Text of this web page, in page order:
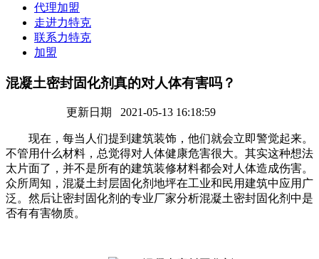
代理加盟
走进力特克
联系力特克
加盟
混凝土密封固化剂真的对人体有害吗？
更新日期 2021-05-13 16:18:59
现在，每当人们提到建筑装饰，他们就会立即警觉起来。
不管用什么材料，总觉得对人体健康危害很大。其实这种想法
太片面了，并不是所有的建筑装修材料都会对人体造成伤害。
众所周知，混凝土封层固化剂地坪在工业和民用建筑中应用广
泛。然后让密封固化剂的专业厂家分析混凝土密封固化剂中是
否有有害物质。